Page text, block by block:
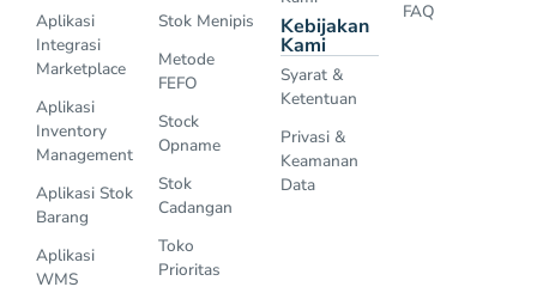
Aplikasi
Integrasi
Marketplace
Aplikasi
Inventory
Management
Aplikasi Stok
Barang
Aplikasi
WMS
Stok Menipis
Metode
FEFO
Stock
Opname
Stok
Cadangan
Toko
Prioritas
Kebijakan
Kami
Syarat &
Ketentuan
Privasi &
Keamanan
Data
FAQ